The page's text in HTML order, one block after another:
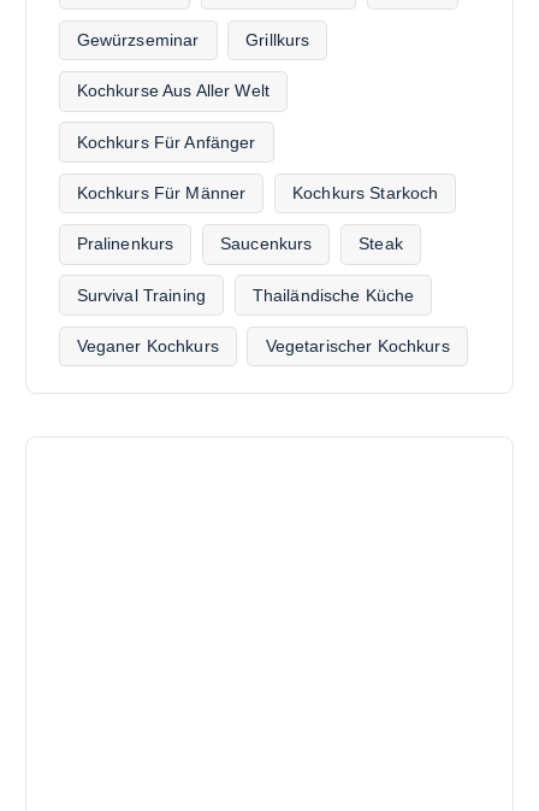
Gewürzseminar Grillkurs
Kochkurse Aus Aller Welt
Kochkurs Für Anfänger
Kochkurs Für Männer Kochkurs Starkoch
Pralinenkurs Saucenkurs Steak
Survival Training Thailändische Küche
Veganer Kochkurs Vegetarischer Kochkurs